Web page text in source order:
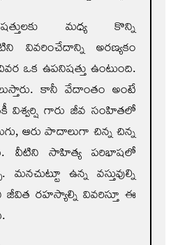
మధ్య కొన్ని
వివరించేదాన్ని అరణ్యకం
ఒక ఉపనిషత్తు ఉంటుంది.
కానీ వేదాంతం అంటే
విశ్వర్షి గారు జీవ సంహితలో
ఆరు పాదాలుగా చిన్న చిన్న
వీటిని సాహిత్య పరిభాషలో
ఉన్న వస్తువుల్ని
రహస్యాల్ని వివరిస్తూ ఈ